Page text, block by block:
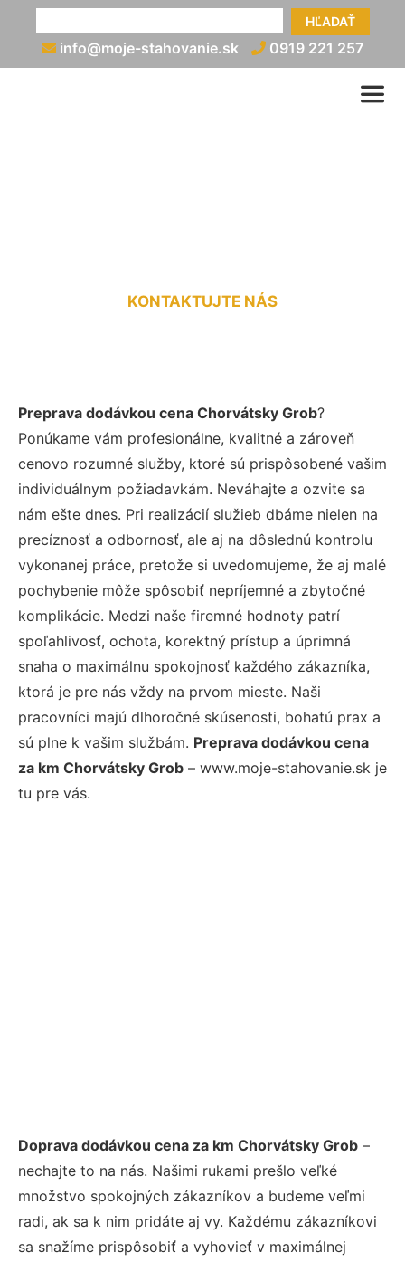
HĽADAŤ
info@moje-stahovanie.sk 0919 221 257
KONTAKTUJTE NÁS
Preprava dodávkou cena Chorvátsky Grob?
Ponúkame vám profesionálne, kvalitné a zároveň
cenovo rozumné služby, ktoré sú prispôsobené vašim
individuálnym požiadavkám. Neváhajte a ozvite sa
nám ešte dnes. Pri realizácií služieb dbáme nielen na
precíznosť a odbornosť, ale aj na dôslednú kontrolu
vykonanej práce, pretože si uvedomujeme, že aj malé
pochybenie môže spôsobiť nepríjemné a zbytočné
komplikácie. Medzi naše firemné hodnoty patrí
spoľahlivosť, ochota, korektný prístup a úprimná
snaha o maximálnu spokojnosť každého zákazníka,
ktorá je pre nás vždy na prvom mieste. Naši
pracovníci majú dlhoročné skúsenosti, bohatú prax a
sú plne k vašim službám. Preprava dodávkou cena
za km Chorvátsky Grob – www.moje-stahovanie.sk je
tu pre vás.
Doprava dodávkou cena za km Chorvátsky Grob –
nechajte to na nás. Našimi rukami prešlo veľké
množstvo spokojných zákazníkov a budeme veľmi
radi, ak sa k nim pridáte aj vy. Každému zákazníkovi
sa snažíme prispôsobiť a vyhovieť v maximálnej